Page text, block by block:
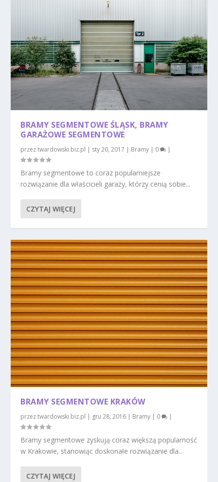
BRAMY SEGMENTOWE ŚLĄSK, BRAMY
GARAŻOWE SEGMENTOWE
przeztwardowski.biz.pl | sty 20, 2017 | Bramy | 0 |
Bramy segmentowe to coraz popularniejsze
rozwiązanie dla właścicieli garaży, którzy cenią sobie...
CZYTAJ WIĘCEJ
BRAMY SEGMENTOWE KRAKÓW
przeztwardowski.biz.pl gru 28, 2016 Bramy 0
Bramy segmentowe zyskują coraz większą popularność
w Krakowie, stanowiąc doskonałe rozwiązanie dla...
CZYTAJ WIĘCEJ